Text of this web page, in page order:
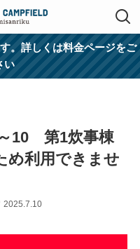
。詳しくは料金ページをご
い
～10 第1炊事棟
め利用できませ
2025.7.10